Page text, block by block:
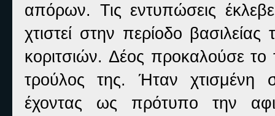
απόρων. Τις εντυπώσεις
χτιστεί στην περίοδο
κοριτσιών. Δέος προκαλούσε
τρούλος της. Ήταν χτισμένη
έχοντας ως πρότυπο την